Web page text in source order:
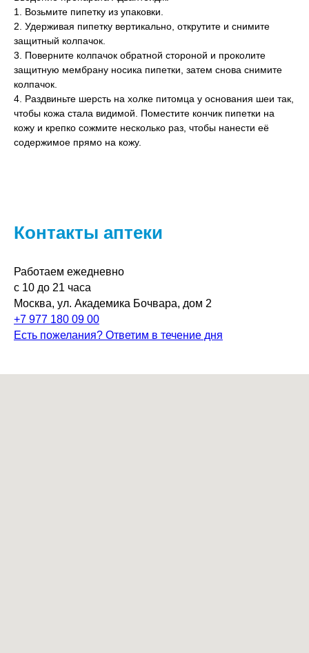
1. Возьмите пипетку из упаковки.
2. Удерживая пипетку вертикально, открутите и снимите
защитный колпачок.
3. Поверните колпачок обратной стороной и проколите
защитную мембрану носика пипетки, затем снова снимите
колпачок.
4. Раздвиньте шерсть на холке питомца у основания шеи так,
чтобы кожа стала видимой. Поместите кончик пипетки на
кожу и крепко сожмите несколько раз, чтобы нанести её
содержимое прямо на кожу.
Контакты аптеки
Работаем ежедневно
с 10 до 21 часа
Москва, ул. Академика Бочвара, дом 2
+7 977 180 09 00
Есть пожелания? Ответим в течение дня